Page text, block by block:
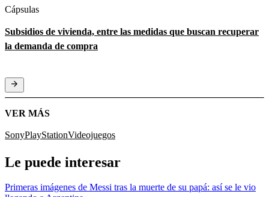
Cápsulas
Subsidios de vivienda, entre las medidas que buscan recuperar
la demanda de compra
VER MÁS
SonyPlayStationVideojuegos
Le puede interesar
Primeras imágenes de Messi tras la muerte de su papá: así se le vio